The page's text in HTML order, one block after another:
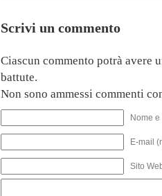
Scrivi un commento
Ciascun commento potrà avere
battute.
Non sono ammessi commenti
Nome
E-mail
Sito